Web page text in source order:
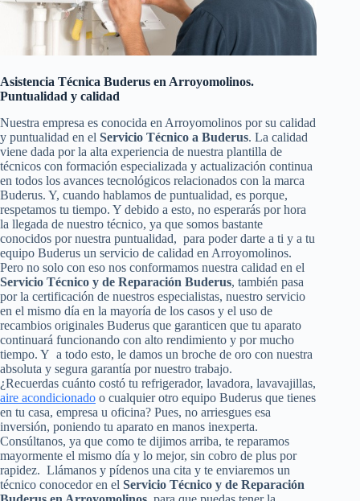
Asistencia Técnica Buderus en Arroyomolinos.
Puntualidad y calidad
Nuestra empresa es conocida en Arroyomolinos por su calidad
y puntualidad en el Servicio Técnico a Buderus. La calidad
viene dada por la alta experiencia de nuestra plantilla de
técnicos con formación especializada y actualización continua
en todos los avances tecnológicos relacionados con la marca
Buderus. Y, cuando hablamos de puntualidad, es porque,
respetamos tu tiempo. Y debido a esto, no esperarás por hora
la llegada de nuestro técnico, ya que somos bastante
conocidos por nuestra puntualidad, para poder darte a ti y a tu
equipo Buderus un servicio de calidad en Arroyomolinos.
Pero no solo con eso nos conformamos nuestra calidad en el
Servicio Técnico y de Reparación Buderus, también pasa
por la certificación de nuestros especialistas, nuestro servicio
en el mismo día en la mayoría de los casos y el uso de
recambios originales Buderus que garanticen que tu aparato
continuará funcionando con alto rendimiento y por mucho
tiempo. Y a todo esto, le damos un broche de oro con nuestra
absoluta y segura garantía por nuestro trabajo.
¿Recuerdas cuánto costó tu refrigerador, lavadora, lavavajillas,
aire acondicionado o cualquier otro equipo Buderus que tienes
en tu casa, empresa u oficina? Pues, no arriesgues esa
inversión, poniendo tu aparato en manos inexperta.
Consúltanos, ya que como te dijimos arriba, te reparamos
mayormente el mismo día y lo mejor, sin cobro de plus por
rapidez. Llámanos y pídenos una cita y te enviaremos un
técnico conocedor en el Servicio Técnico y de Reparación